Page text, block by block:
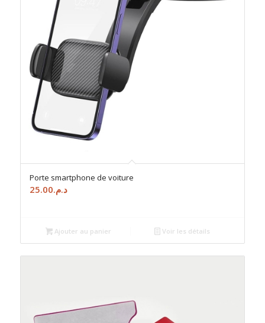
Porte smartphone de voiture
د.م.25.00
Ajouter au panier Voir les détails